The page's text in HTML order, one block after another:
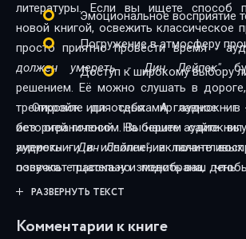
литературы. Если вы ищете способ познакомиться с
новой книгой, освежить классическое
просто приятно провести время -
должен умереть - Дин Лейпек"
решением. Её можно слушать в
тренировок или отдыха. А главное -
без ограничений. На нашем сайте вы
аудиокниги в исполнении
озвучка тщательно подобрана,
произведения и сделать
триллеры и любовные истории - мы
Эмоциональное восприятие
Погружение в атмосферу
Доступ к широкому выбору
Откройте для себя мир аудиокниг
историей голосом. Выберите
умереть - Дин Лейпек", включите
позвольте рассказу изменить ваш день.
РАЗВЕРНУТЬ ТЕКСТ
Комментарии к книге